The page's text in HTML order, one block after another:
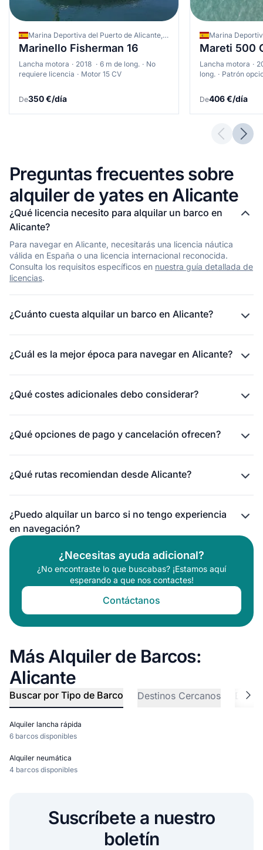
proporciona condiciones más estables y servicios completos,
aunque con un mayor coste y mayor ocupación. Los
desafiantes y gratificantes durante la temporada baja,
beneficiándose además de tarifas reducidas y mayor
tranquilidad en las aguas alicantinas.
Marina Deportiva del Puerto de Alicante, Alicante, España
Marinello Fisherman 16
Lancha motora 2018 6 m de long.
No
requiere licencia
Motor 15 CV
De350 €/día
Mareti 500
Lancha motora
long.
Patrón
De406 €/día
Preguntas frecuentes sobre
alquiler de yates en Alicante
¿Qué licencia necesito para alquilar un barco en
Alicante?
Para navegar en Alicante, necesitarás una licencia náutica
válida en España o una licencia internacional reconocida.
Consulta los requisitos específicos en nuestra guía detallada de
licencias.
¿Cuánto cuesta alquilar un barco en Alicante?
¿Cuál es la mejor época para navegar en Alicante?
¿Qué costes adicionales debo considerar?
¿Qué opciones de pago y cancelación ofrecen?
¿Qué rutas recomiendan desde Alicante?
¿Puedo alquilar un barco si no tengo experiencia
en navegación?
¿Necesitas ayuda adicional?
¿No encontraste lo que buscabas? ¡Estamos aquí
esperando a que nos contactes!
Contáctanos
Más Alquiler de Barcos:
Alicante
Buscar por Tipo de Barco Destinos Cercanos
Alquiler lancha rápida
6 barcos disponibles
Alquiler neumática
4 barcos disponibles
Suscríbete a nuestro
boletín